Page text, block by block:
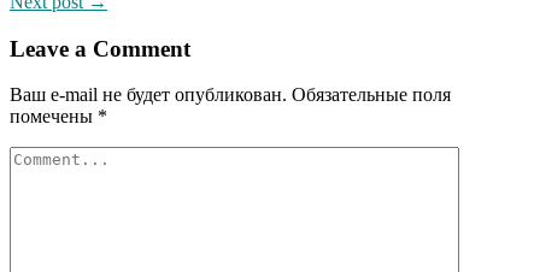
Leave a Comment
Ваш e-mail не будет опубликован. Обязательные поля
помечены *